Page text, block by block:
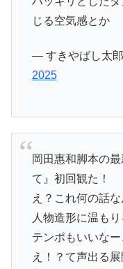
じる空気感とか
— すきやばし太
2025
岡田惠和脚本の
て』初回観た！
え？これ何の話
人物造形に温も
テンポもいいな
え！？て声出る